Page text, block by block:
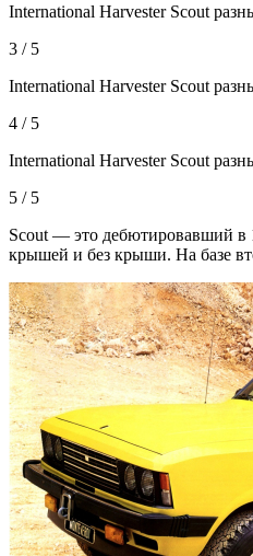
International Harvester Scout
3 / 5
International Harvester Scout
4 / 5
International Harvester Scout
5 / 5
Scout — это дебютировавший в
крышей и без крыши. На базе